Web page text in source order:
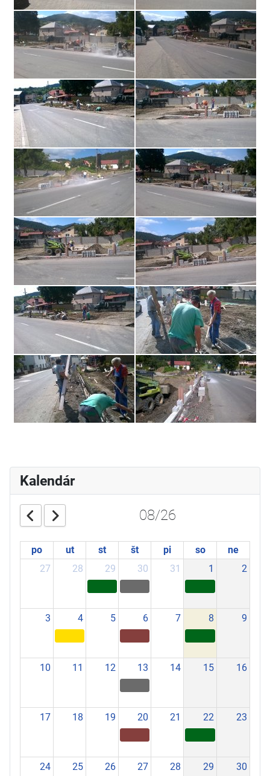
Kalendár
08/26
po ut st št pi so
ne
27
28 29 30 31 1 2
3 4 5 6 7 8 9
10 11 12 13 14 15 16
17 18 19 20 21 22 23
24 25 26 27 28 29 30